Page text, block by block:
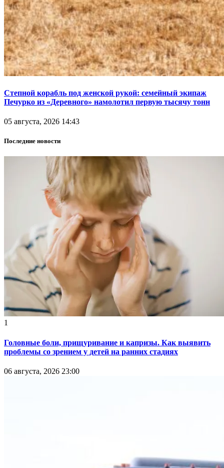
Степной корабль под женской рукой: семейный экипаж
Печурко из «Деревного» намолотил первую тысячу тонн
05 августа, 2026 14:43
Последние новости
1
Головные боли, прищуривание и капризы. Как выявить
проблемы со зрением у детей на ранних стадиях
06 августа, 2026 23:00